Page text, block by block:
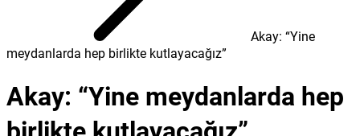
Akay: “Yine
meydanlarda hep birlikte kutlayacağız”
Akay: “Yine meydanlarda hep